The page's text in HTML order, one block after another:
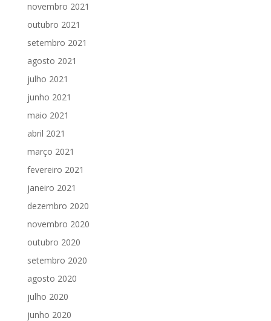
novembro 2021
outubro 2021
setembro 2021
agosto 2021
julho 2021
junho 2021
maio 2021
abril 2021
março 2021
fevereiro 2021
janeiro 2021
dezembro 2020
novembro 2020
outubro 2020
setembro 2020
agosto 2020
julho 2020
junho 2020